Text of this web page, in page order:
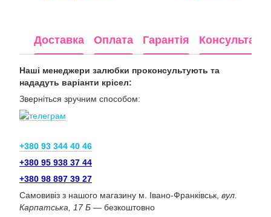
Доставка Оплата Гарантія Консультація
Наші менеджери залюбки проконсультують та
нададуть варіанти крісел:
Зверніться зручним способом:
+380 93 344 40 46
+380 95 938 37 44
+380 98 897 39 27
Самовивіз з нашого магазину м. Івано-Франківськ, вул.
Карпатська, 17 Б — безкоштовно